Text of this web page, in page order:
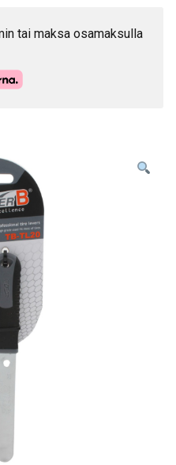
tai maksa osamaksulla